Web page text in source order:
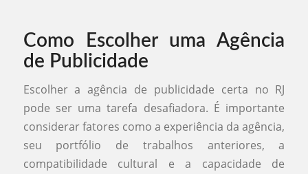
Como Escolher uma Agência
de Publicidade
Escolher a agência de publicidade certa no RJ
pode ser uma tarefa desafiadora. É importante
considerar fatores como a experiência da agência,
seu portfólio de trabalhos anteriores, a
compatibilidade cultural e a capacidade de